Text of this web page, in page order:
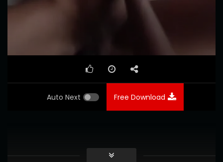
Auto Next Free Download